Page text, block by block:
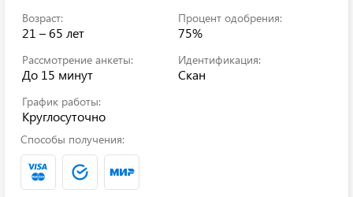
Возраст:
21 – 65 лет
Процент одобрения:
75%
Рассмотрение анкеты:
До 15 минут
Идентификация:
Скан
График работы:
Круглосуточно
Способы получения: